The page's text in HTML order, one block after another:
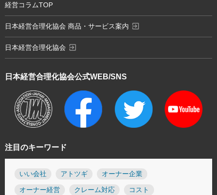
注目のキーワード
いい会社 アトツギ オーナー企業
オーナー経営 クレーム対応 コスト
日本経営合理化協会公式WEB/SNS
経営コラムTOP
日本経営合理化協会 商品・サービス案内 exit_to_app
日本経営合理化協会 exit_to_app